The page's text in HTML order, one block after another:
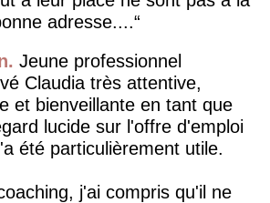
adresse....
Jeune professionnel
Claudia très attentive,
et bienveillante en tant que
lucide sur l'offre d'emploi
été particulièrement utile.
j'ai compris qu'il ne